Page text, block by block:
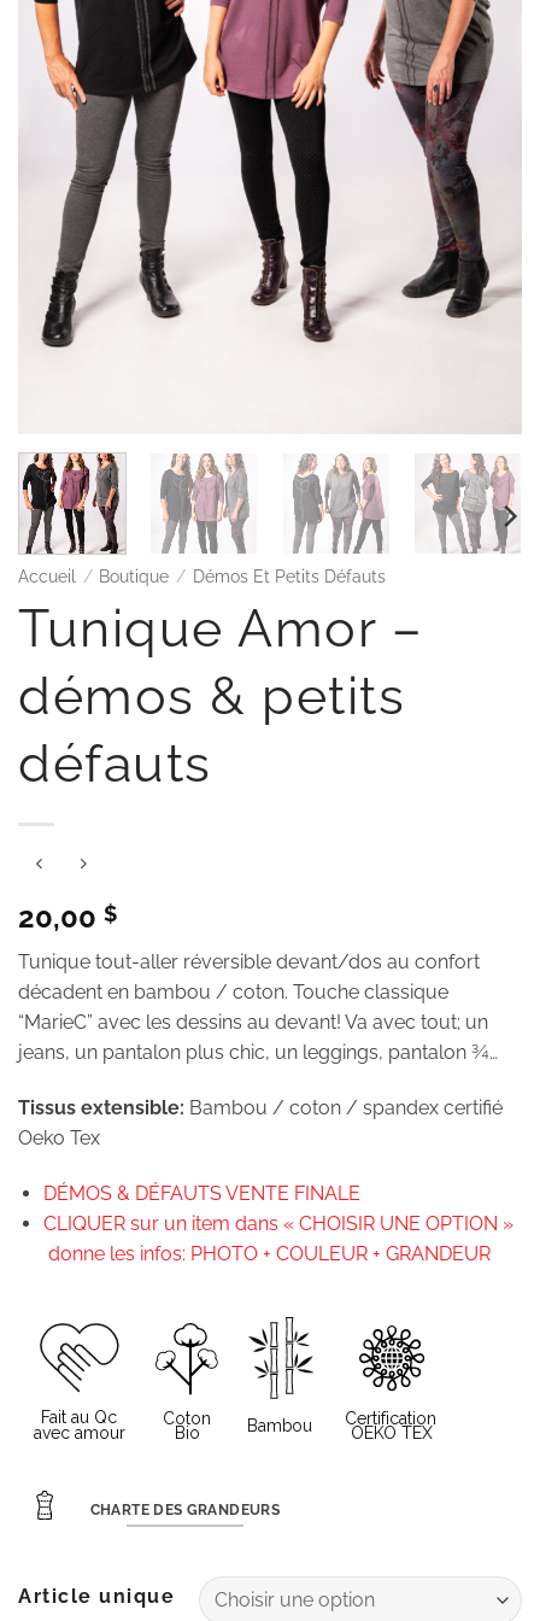
Accueil / Boutique / Démos Et Petits Défauts
Tunique Amor –
démos & petits
défauts
20,00 $
Tunique tout-aller réversible devant/dos au confort
décadent en bambou / coton. Touche classique
“MarieC” avec les dessins au devant! Va avec tout; un
jeans, un pantalon plus chic, un leggings, pantalon ¾…
Tissus extensible: Bambou / coton / spandex certifié
Oeko Tex
DÉMOS & DÉFAUTS VENTE FINALE
CLIQUER sur un item dans « CHOISIR UNE OPTION »
donne les infos: PHOTO + COULEUR + GRANDEUR
CHARTE DES GRANDEURS
Article unique